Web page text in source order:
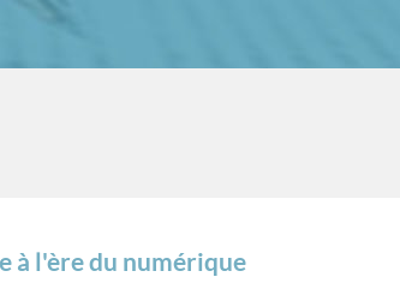
à l'ère du numérique